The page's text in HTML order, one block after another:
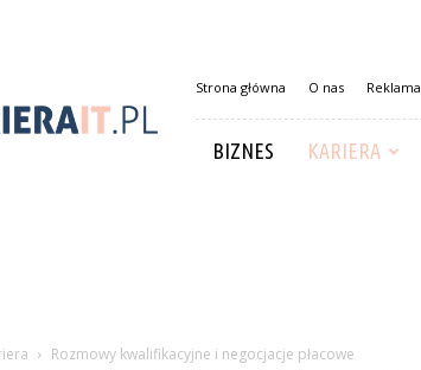
Strona główna O nas Reklama
BIZNES KARIERA
Rozmowy kwalifikacyjne i negocjacje płacowe